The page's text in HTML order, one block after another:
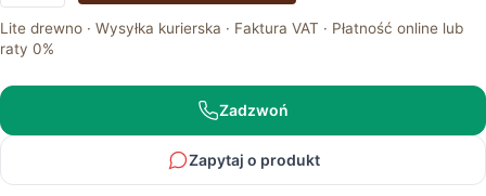
Dębowy
Rozsuwany
Szufladą
Wkładką
cm
Lite drewno · Wysyłka kurierska · Faktura VAT · Płatność online lub
raty 0%
Zadzwoń
Zapytaj o produkt